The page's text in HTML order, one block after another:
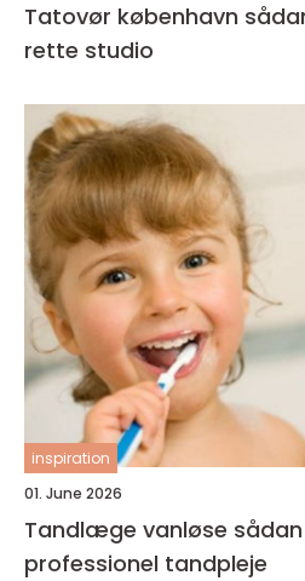
Tatovør københavn sådan finder du det
rette studio
inspiration
01. June 2026
Tandlæge vanløse sådan finder du tryg og
professionel tandpleje